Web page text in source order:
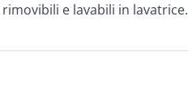
rimovibili e lavabili in lavatrice.